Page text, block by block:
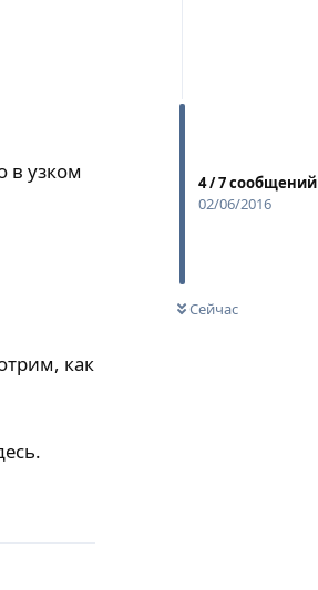
4/7сообщений
02/06/2016
Сейчас
в узком
как